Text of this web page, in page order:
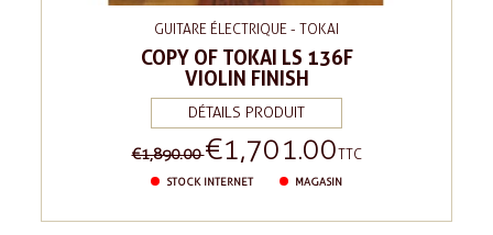
GUITARE ÉLECTRIQUE - TOKAI
COPY OF TOKAI LS 136F
VIOLIN FINISH
DÉTAILS PRODUIT
Regular
€1,890.00Price
€1,701.00TTC
STOCK INTERNET MAGASIN